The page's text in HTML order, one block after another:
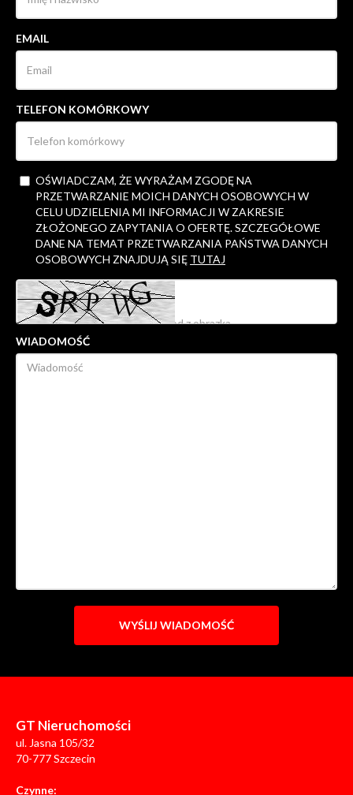
EMAIL
TELEFON KOMÓRKOWY
OŚWIADCZAM, ŻE WYRAŻAM ZGODĘ NA
PRZETWARZANIE MOICH DANYCH OSOBOWYCH W
CELU UDZIELENIA MI INFORMACJI W ZAKRESIE
ZŁOŻONEGO ZAPYTANIA O OFERTĘ. SZCZEGÓŁOWE
DANE NA TEMAT PRZETWARZANIA PAŃSTWA DANYCH
OSOBOWYCH ZNAJDUJĄ SIĘ TUTAJ
WIADOMOŚĆ
GT Nieruchomości
ul. Jasna 105/32
70-777 Szczecin
Czynne: